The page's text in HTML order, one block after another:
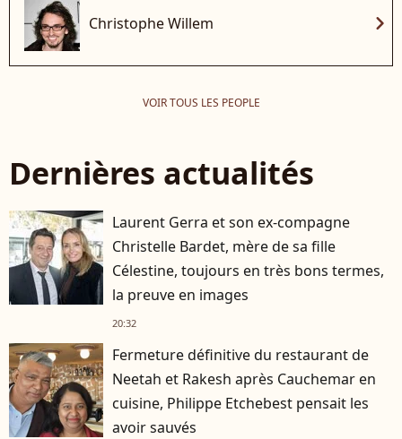
Christophe Willem chevron_right
VOIR TOUS LES PEOPLE
Dernières actualités
Laurent Gerra et son ex-compagne
Christelle Bardet, mère de sa fille
Célestine, toujours en très bons termes,
la preuve en images
20:32
Fermeture définitive du restaurant de
Neetah et Rakesh après Cauchemar en
cuisine, Philippe Etchebest pensait les
avoir sauvés